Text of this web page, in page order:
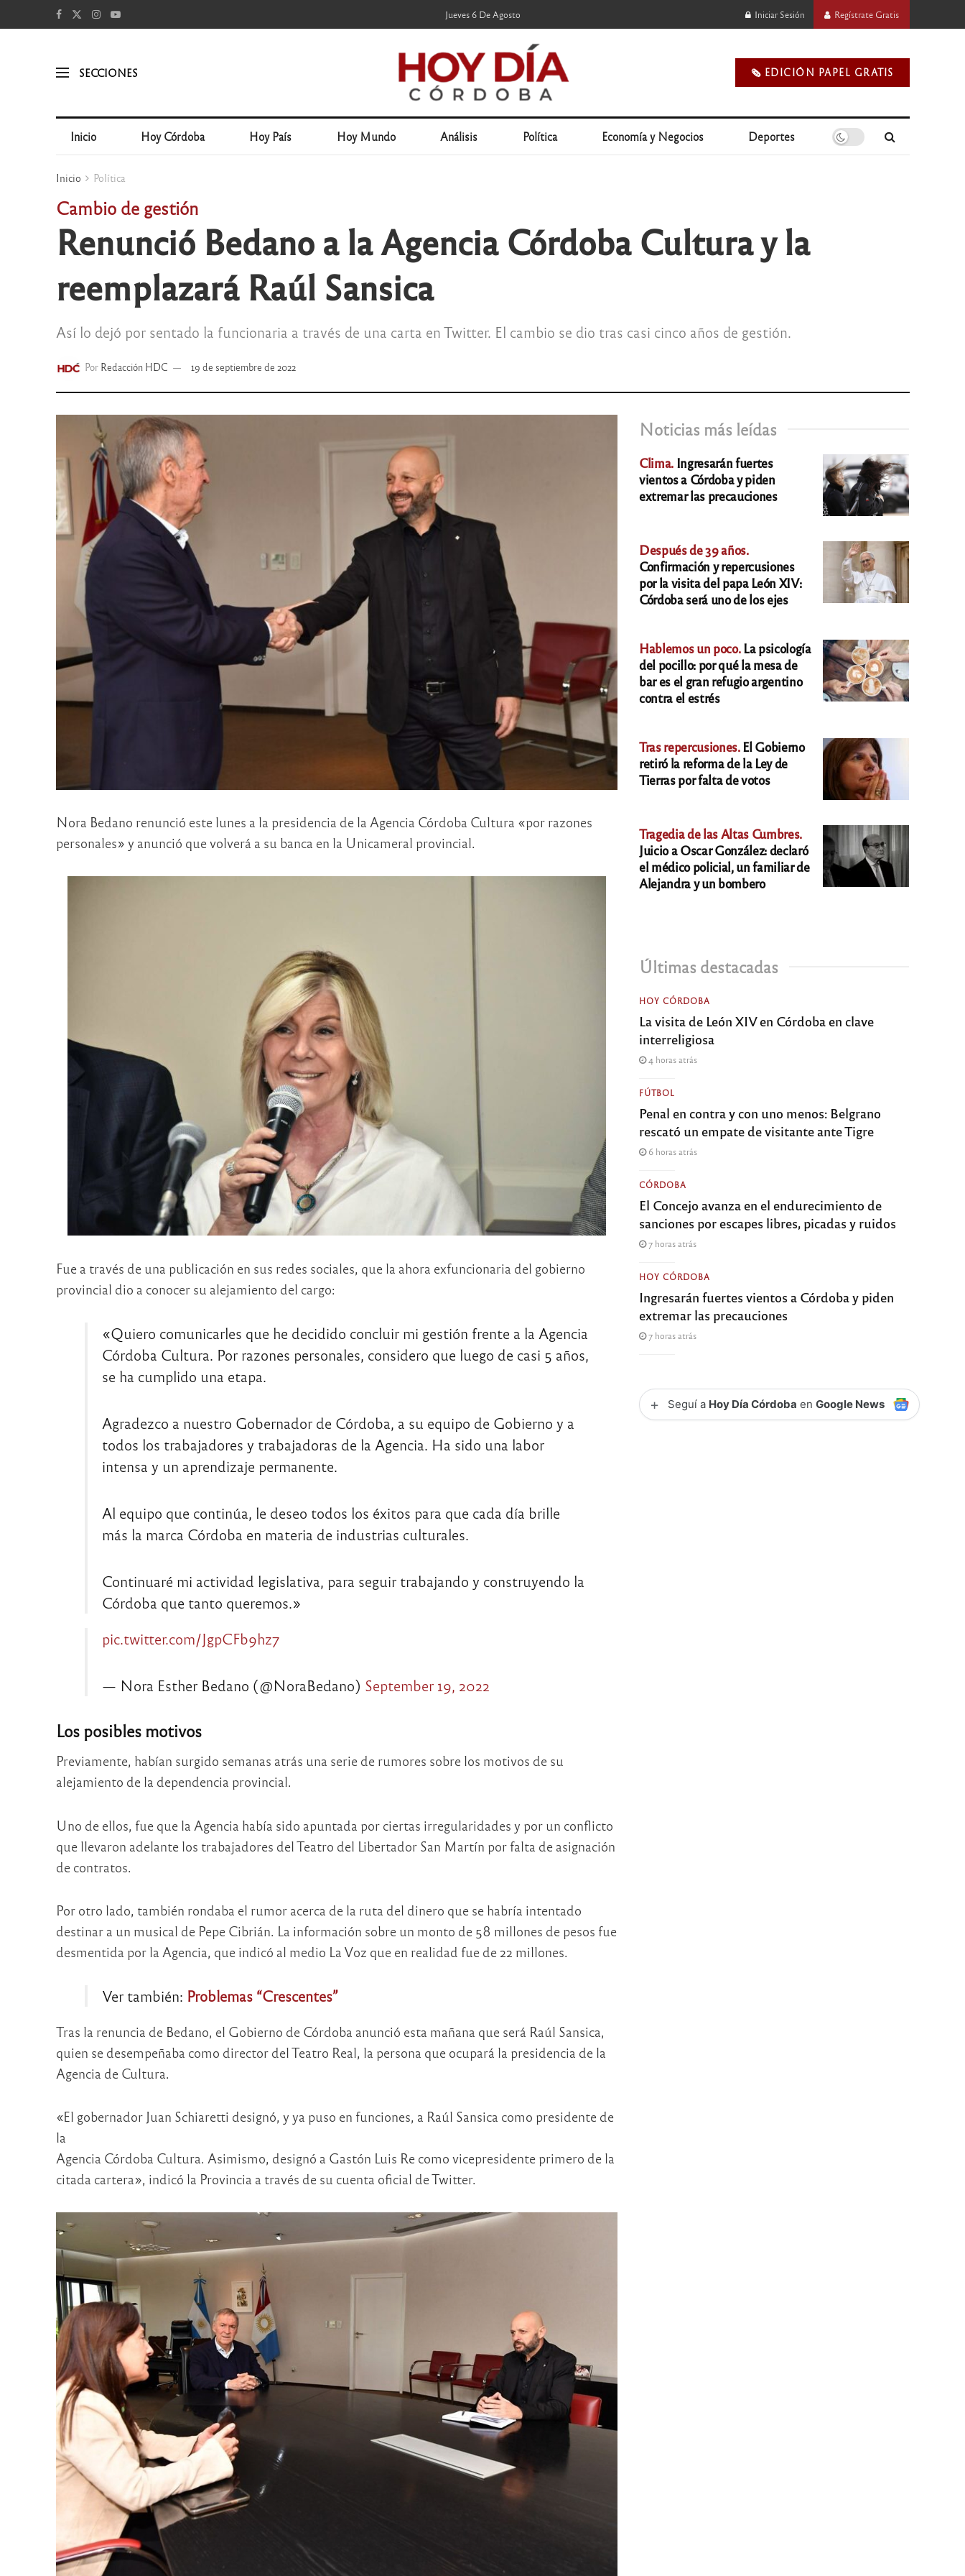
Jueves 6 De Agosto Iniciar Sesión Regístrate Gratis
SECCIONES 🗞️ EDICIÓN PAPEL GRATIS
Inicio Hoy Córdoba Hoy País Hoy Mundo Análisis Política Economía y Negocios Deportes
Inicio Política
Cambio de gestión
Renunció Bedano a la Agencia Córdoba Cultura y la
reemplazará Raúl Sansica
Así lo dejó por sentado la funcionaria a través de una carta en Twitter. El cambio se dio tras casi cinco años de gestión.
Por Redacción HDC 19 de septiembre de 2022
Nora Bedano renunció este lunes a la presidencia de la Agencia Córdoba Cultura «por razones
personales» y anunció que volverá a su banca en la Unicameral provincial.
Fue a través de una publicación en sus redes sociales, que la ahora exfuncionaria del gobierno
provincial dio a conocer su alejamiento del cargo:
«Quiero comunicarles que he decidido concluir mi gestión frente a la Agencia
Córdoba Cultura. Por razones personales, considero que luego de casi 5 años,
se ha cumplido una etapa.
Agradezco a nuestro Gobernador de Córdoba, a su equipo de Gobierno y a
todos los trabajadores y trabajadoras de la Agencia. Ha sido una labor
intensa y un aprendizaje permanente.
Al equipo que continúa, le deseo todos los éxitos para que cada día brille
más la marca Córdoba en materia de industrias culturales.
Continuaré mi actividad legislativa, para seguir trabajando y construyendo la
Córdoba que tanto queremos.»
pic.twitter.com/JgpCFb9hz7
— Nora Esther Bedano (@NoraBedano) September 19, 2022
Los posibles motivos
Previamente, habían surgido semanas atrás una serie de rumores sobre los motivos de su
alejamiento de la dependencia provincial.
Uno de ellos, fue que la Agencia había sido apuntada por ciertas irregularidades y por un conflicto
que llevaron adelante los trabajadores del Teatro del Libertador San Martín por falta de asignación
de contratos.
Por otro lado, también rondaba el rumor acerca de la ruta del dinero que se habría intentado
destinar a un musical de Pepe Cibrián. La información sobre un monto de 58 millones de pesos fue
desmentida por la Agencia, que indicó al medio La Voz que en realidad fue de 22 millones.
Ver también: Problemas “Crescentes”
Tras la renuncia de Bedano, el Gobierno de Córdoba anunció esta mañana que será Raúl Sansica,
quien se desempeñaba como director del Teatro Real, la persona que ocupará la presidencia de la
Agencia de Cultura.
«El gobernador Juan Schiaretti designó, y ya puso en funciones, a Raúl Sansica como presidente de
la
Agencia Córdoba Cultura. Asimismo, designó a Gastón Luis Re como vicepresidente primero de la
citada cartera», indicó la Provincia a través de su cuenta oficial de Twitter.
Noticias más leídas
Clima. Ingresarán fuertes
vientos a Córdoba y piden
extremar las precauciones
Después de 39 años.
Confirmación y repercusiones
por la visita del papa León XIV:
Córdoba será uno de los ejes
Hablemos un poco.La psicología
del pocillo: por qué la mesa de
bar es el gran refugio argentino
contra el estrés
Tras repercusiones.El Gobierno
retiró la reforma de la Ley de
Tierras por falta de votos
Tragedia de las Altas Cumbres.
Juicio a Oscar González: declaró
el médico policial, un familiar de
Alejandra y un bombero
Últimas destacadas
HOY CÓRDOBA
La visita de León XIV en Córdoba en clave
interreligiosa
4 horas atrás
FÚTBOL
Penal en contra y con uno menos: Belgrano
rescató un empate de visitante ante Tigre
6 horas atrás
CÓRDOBA
El Concejo avanza en el endurecimiento de
sanciones por escapes libres, picadas y ruidos
7 horas atrás
HOY CÓRDOBA
Ingresarán fuertes vientos a Córdoba y piden
extremar las precauciones
7 horas atrás
+ Seguí a Hoy Día Córdoba enGoogle News